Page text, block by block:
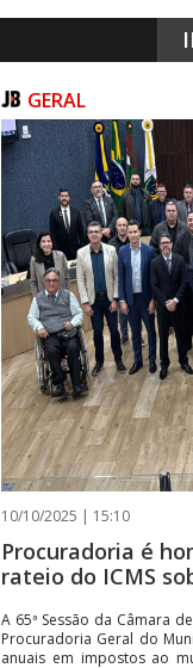
GERAL
10/10/2025 | 15:10
Procuradoria é
rateio do ICMS
A 65ª Sessão da Câmara
Procuradoria Geral do
anuais em impostos ao